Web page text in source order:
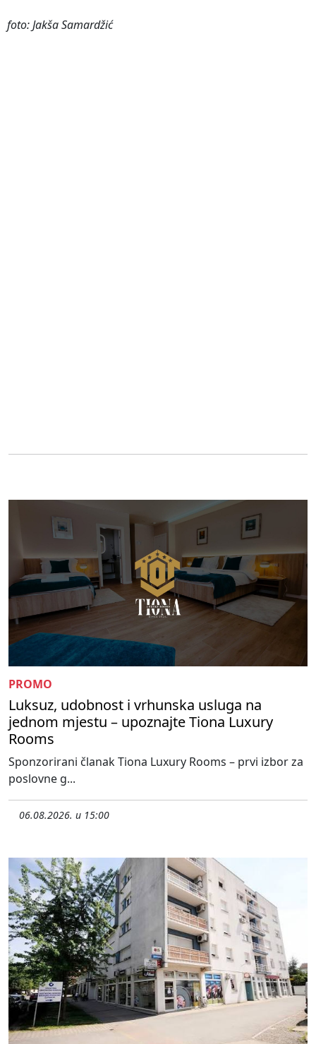
foto: Jakša Samardžić
PROMO
Luksuz, udobnost i vrhunska usluga na
jednom mjestu – upoznajte Tiona Luxury
Rooms
Sponzorirani članak Tiona Luxury Rooms – prvi izbor za
poslovne g...
06.08.2026. u 15:00